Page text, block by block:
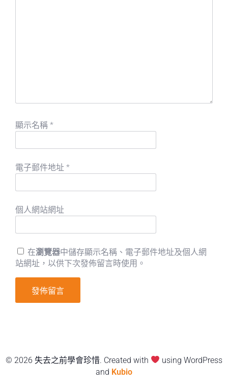
顯示名稱 *
電子郵件地址 *
個人網站網址
在瀏覽器中儲存顯示名稱、電子郵件地址及個人網
站網址，以供下次發佈留言時使用。
© 2026 失去之前學會珍惜. Created with
using WordPress
and Kubio